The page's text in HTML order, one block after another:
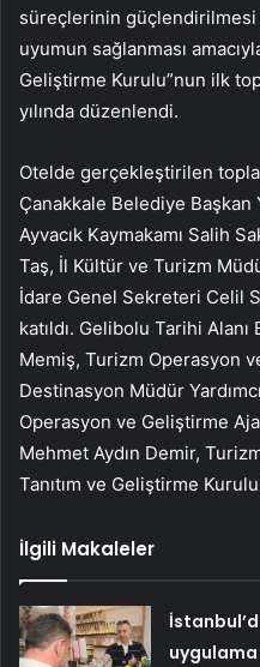
süreçlerinin
uyumun sağlanması
Geliştirme Kurulu”nun ilk
yılında düzenlendi.
Otelde gerçekleştirilen
Çanakkale Belediye Başkan
Ayvacık Kaymakamı Salih
Taş, İl Kültür ve Turizm
İdare Genel Sekreteri Celil
katıldı. Gelibolu Tarihi Alanı
Memiş, Turizm Operasyon
Destinasyon Müdür
Operasyon ve Geliştirme
Mehmet Aydın Demir,
Tanıtım ve Geliştirme
İlgili Makaleler